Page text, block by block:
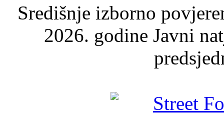
Središnje izborno
2026. godine Javni